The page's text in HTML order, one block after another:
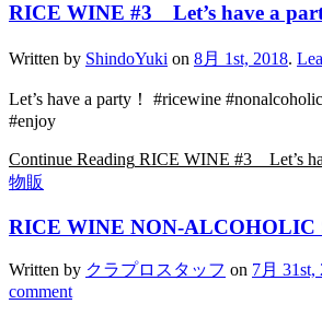
RICE WINE #3 Let’s have a
Written by ShindoYuki on 8月 1st, 2018.
Let’s have a party！ #ricewine
#enjoy
Continue Reading RICE WINE #3 Let’s
物販
RICE WINE NON-ALCOHOLIC
Written by クラプロスタッフ on 7月 31st,
comment